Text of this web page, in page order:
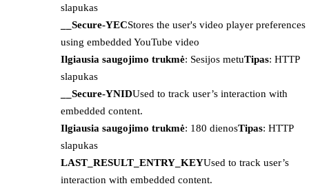
slapukas
__Secure-YECStores the user's video player preferences
using embedded YouTube video
Ilgiausia saugojimo trukmė: Sesijos metuTipas: HTTP
slapukas
__Secure-YNIDUsed to track user’s interaction with
embedded content.
Ilgiausia saugojimo trukmė: 180 dienosTipas: HTTP
slapukas
LAST_RESULT_ENTRY_KEYUsed to track user’s
interaction with embedded content.